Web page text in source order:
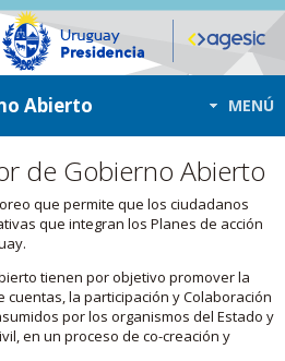
Abierto MENÚ
de Gobierno Abierto
que permite que los ciudadanos
que integran los Planes de acción
tienen por objetivo promover la
la participación y Colaboración
por los organismos del Estado y
en un proceso de co-creación y